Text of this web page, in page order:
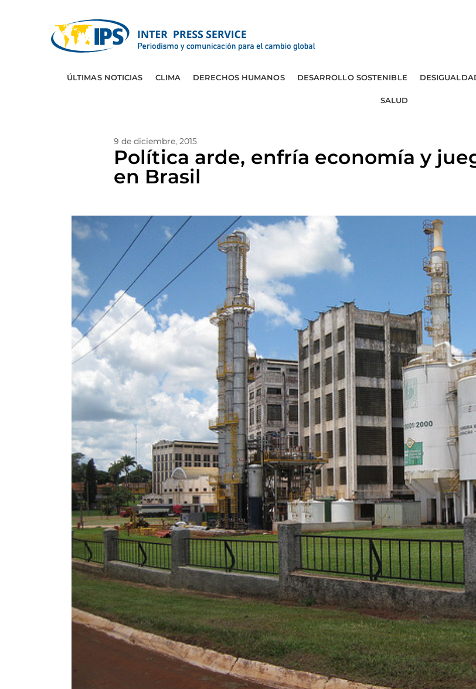
ÚLTIMAS NOTICIAS CLIMA DERECHOS HUMANOS DESARROLLO SOSTENIBLE
SALUD
9 de diciembre, 2015
Política arde, enfría economía y
en Brasil